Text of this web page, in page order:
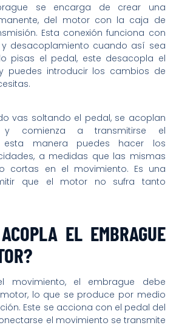
se encarga de crear una
del motor con la caja de
Esta conexión funciona con
desacoplamiento cuando así sea
pisas el pedal, este desacopla el
puedes introducir los cambios de
vas soltando el pedal, se acoplan
comienza a transmitirse el
esta manera puedes hacer los
a medidas que las mismas
cortas en el movimiento. Es una
que el motor no sufra tanto
EL EMBRAGUE
movimiento, el embrague debe
lo que se produce por medio
Este se acciona con el pedal del
el movimiento se transmite